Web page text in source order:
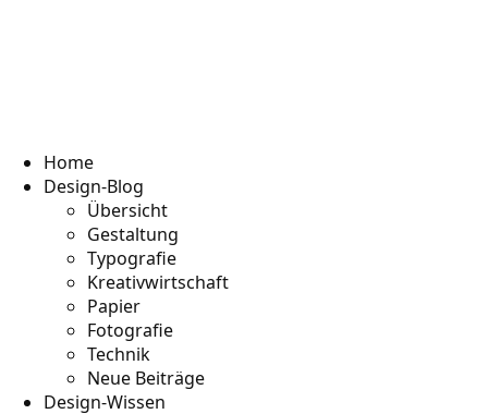
Home
Design-Blog
Übersicht
Gestaltung
Typografie
Kreativwirtschaft
Papier
Fotografie
Technik
Neue Beiträge
Design-Wissen